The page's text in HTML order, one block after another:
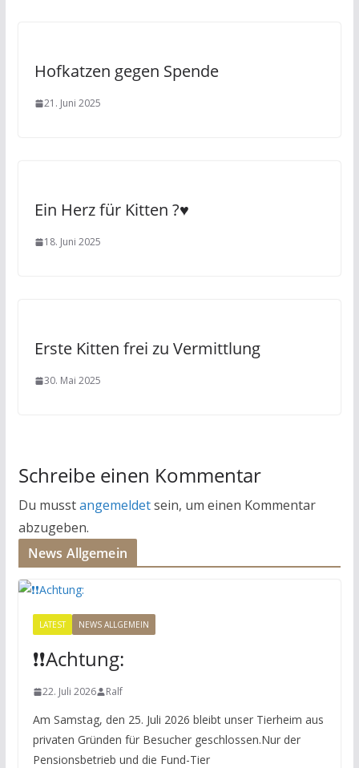
Hofkatzen gegen Spende
21. Juni 2025
Ein Herz für Kitten ?♥️
18. Juni 2025
Erste Kitten frei zu Vermittlung
30. Mai 2025
Schreibe einen Kommentar
Du musstangemeldetsein, um einen Kommentar
abzugeben.
News Allgemein
LATEST NEWS ALLGEMEIN
❗️❗️Achtung:
22. Juli 2026 Ralf
Am Samstag, den 25. Juli 2026 bleibt unser Tierheim aus
privaten Gründen für Besucher geschlossen.Nur der
Pensionsbetrieb und die Fund-Tier